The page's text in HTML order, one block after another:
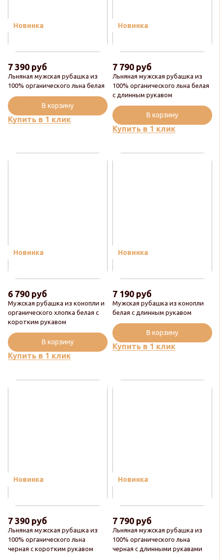
Новинка
Льняная мужская рубашка из
100% органического льна белая
7 390 руб
Купить в 1 клик
В корзину
Новинка
Льняная мужская рубашка из
100% органического льна белая
с длинным рукавом
7 790 руб
Купить в 1 клик
В корзину
Новинка
Мужская рубашка из конопли и
органического хлопка белая с
коротким рукавом
6 790 руб
Купить в 1 клик
В корзину
Новинка
Мужская рубашка из конопли
белая с длинным рукавом
7 190 руб
Купить в 1 клик
В корзину
Новинка
Льняная мужская рубашка из
100% органического льна
черная с коротким рукавом
7 390 руб
Новинка
Льняная мужская рубашка из
100% органического льна
черная с длинными рукавами
7 790 руб